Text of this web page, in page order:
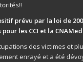
prévu par la loi de
les CCI et la
des victimes et
enrayé et a été